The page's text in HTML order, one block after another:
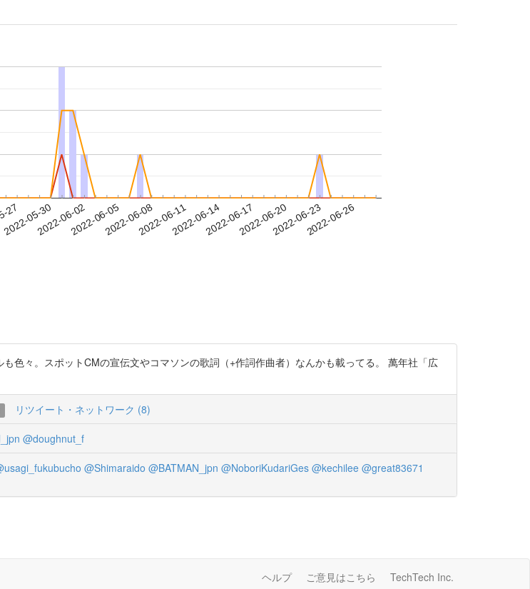
27
2022-05-302022-06-022022-06-052022-06-082022-06-112022-06-142022-06-172022-06-202022-06-232022-06-26
色々。スポットCMの宣伝文やコマソンの歌詞（+作詞作曲者）なんかも載ってる。 萬年社「広
リツイート・ネットワーク (8)
@doughnut_f
@Shimaraido @BATMAN_jpn @NoboriKudariGes @kechilee @great83671
ヘルプ ご意見はこちら TechTech Inc.